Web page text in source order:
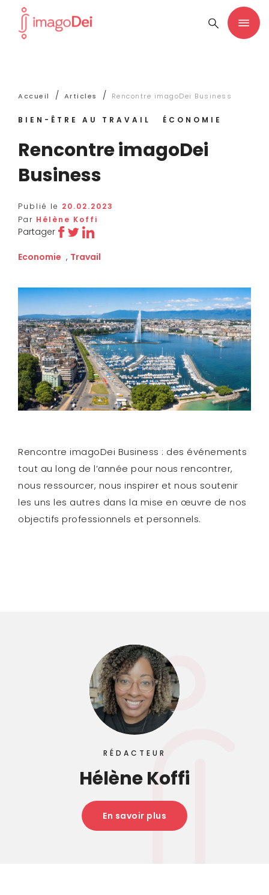
Accueil / Articles / Rencontre imagoDei Business
BIEN-ÊTRE AU TRAVAIL ÉCONOMIE
Rencontre imagoDei
Business
Publié le 20.02.2023
Par Hélène Koffi
Partager
Economie , Travail
Rencontre imagoDei Business : des événements
tout au long de l’année pour nous rencontrer,
nous ressourcer, nous inspirer et nous soutenir
les uns les autres dans la mise en œuvre de nos
objectifs professionnels et personnels.
RÉDACTEUR
Hélène Koffi
En savoir plus